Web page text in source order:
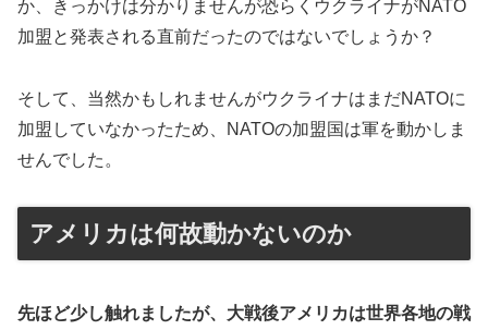
か、きっかけは分かりませんが恐らくウクライナがNATO
加盟と発表される直前だったのではないでしょうか？
そして、当然かもしれませんがウクライナはまだNATOに
加盟していなかったため、NATOの加盟国は軍を動かしま
せんでした。
アメリカは何故動かないのか
先ほど少し触れましたが、大戦後アメリカは世界各地の戦